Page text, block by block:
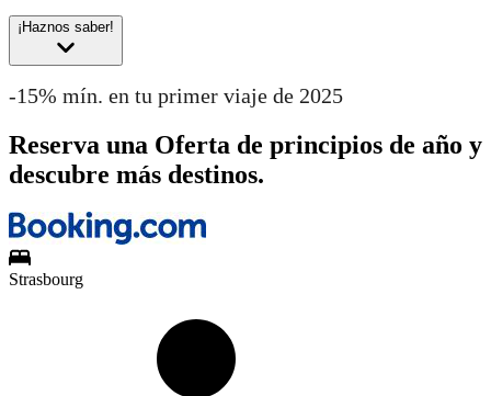
¡Haznos saber!
-15% mín. en tu primer viaje de 2025
Reserva una Oferta de principios de año y
descubre más destinos.
Strasbourg